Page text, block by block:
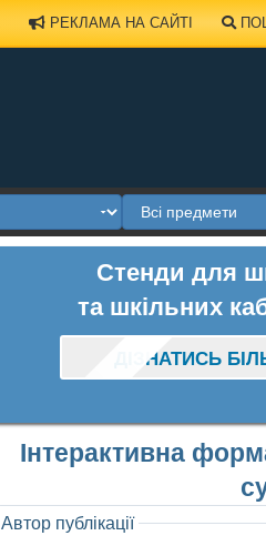
РЕКЛАМА НА САЙТІ
Стенди для
та шкільних
ДІЗНАТИСЬ
Інтерактивна
Автор публікації